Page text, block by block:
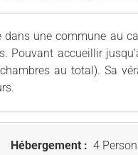
une commune au
Pouvant accueillir
au total). Sa
Hébergement : 4